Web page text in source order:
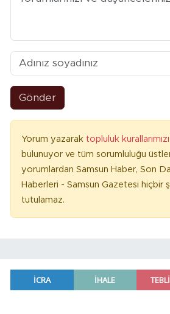
Gönder
Yorum yazarak topluluk kurallarımızı
bulunuyor ve tüm sorumluluğu
yorumlardan Samsun Haber, Son
Haberleri - Samsun Gazetesi hiçbir
tutulamaz.